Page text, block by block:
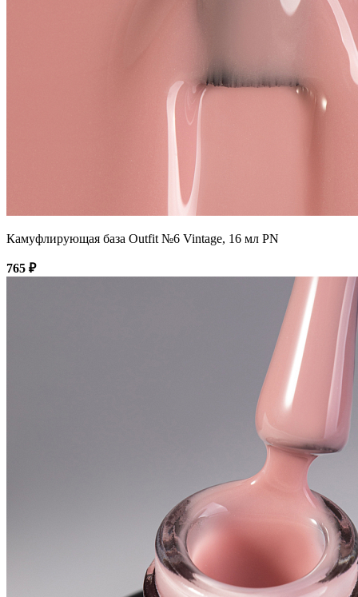
Камуфлирующая база Outfit №6 Vintage, 16 мл PN
765 ₽